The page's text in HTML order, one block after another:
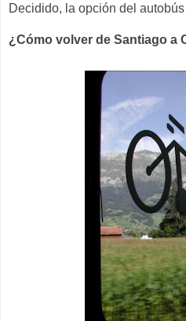
Decidido, la opción del
¿Cómo volver de Santiago a